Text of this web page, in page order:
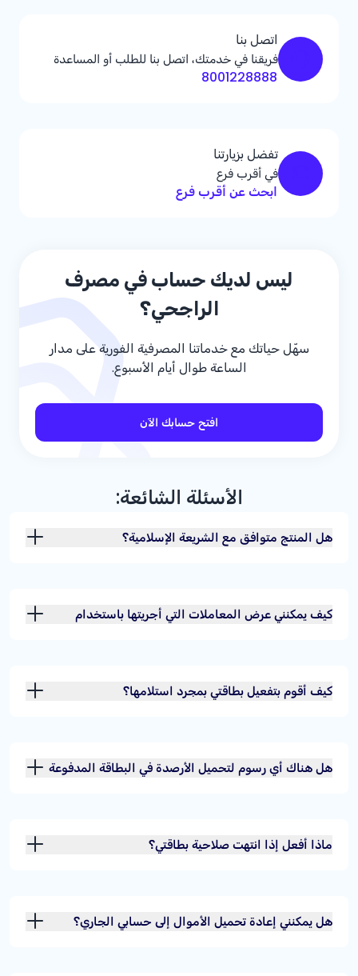
اتصل بنا
فريقنا في خدمتك، اتصل بنا للطلب أو المساعدة
8001228888
تفضل بزيارتنا
في أقرب فرع
ابحث عن أقرب فرع
ليس لديك حساب في مصرف
الراجحي؟
سهّل حياتك مع خدماتنا المصرفية الفورية على مدار
الساعة طوال أيام الأسبوع.
افتح حسابك الآن
الأسئلة الشائعة:
هل المنتج متوافق مع الشريعة الإسلامية؟
كيف يمكنني عرض المعاملات التي أجريتها باستخدام
كيف أقوم بتفعيل بطاقتي بمجرد استلامها؟
هل هناك أي رسوم لتحميل الأرصدة في البطاقة المدفوعة
ماذا أفعل إذا انتهت صلاحية بطاقتي؟
هل يمكنني إعادة تحميل الأموال إلى حسابي الجاري؟